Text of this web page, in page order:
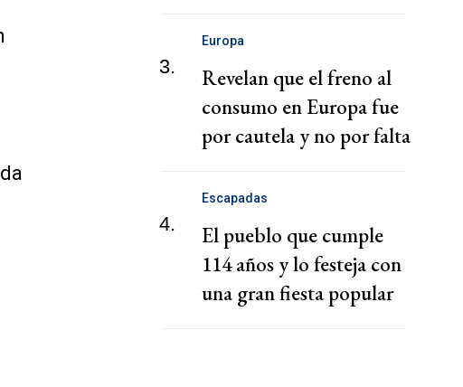
3.
Europa
Revelan que el freno al
consumo en Europa fue
por cautela y no por falta
4.
Escapadas
El pueblo que cumple
114 años y lo festeja con
una gran fiesta popular